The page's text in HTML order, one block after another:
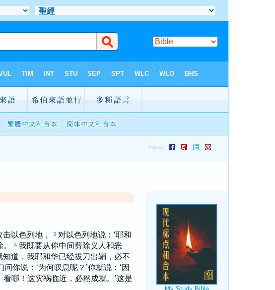
击以色列 地， 3 对以色列 地说：‘耶和
4 我既要从你中间剪除义人和恶
知道，我耶和华已经拔刀出鞘，必不
问你说：‘为何叹息呢？’你就说：‘因
哪！这灾祸临近，必然成就。’这是